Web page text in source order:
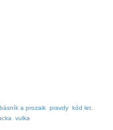
a prozaik pravdy kód let.
vulka